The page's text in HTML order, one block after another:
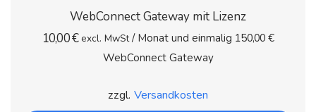
WebConnect Gateway mit Lizenz
10,00€ excl. MwSt / Monat und einmalig 150,00 €
WebConnect Gateway
zzgl. Versandkosten